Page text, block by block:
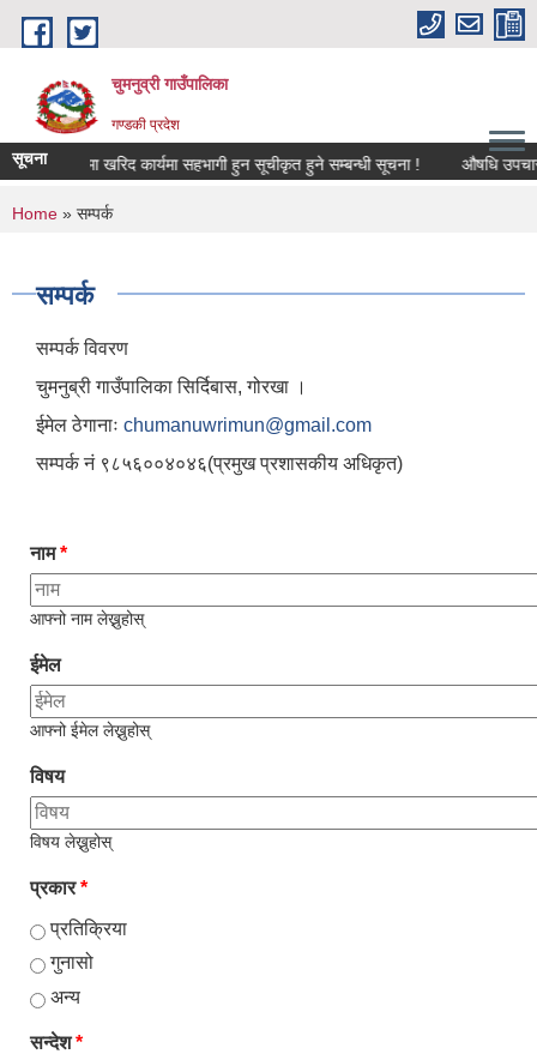
Skip to main content
चुमनुव्री गाउँपालिका
गण्डकी प्रदेश
सूचना८४ मा खरिद कार्यमा सहभागी हुन सूचीकृत हुने सम्बन्धी सूचना ! औषधि
You are here
Home » सम्पर्क
सम्पर्क
सम्पर्क विवरण
चुमनुब्री गाउँपालिका सिर्दिबास, गोरखा ।
ईमेल ठेगानाः chumanuwrimun@gmail.com
सम्पर्क नं ९८५६००४०४६(प्रमुख प्रशासकीय अधिकृत)
नाम*
आफ्नो नाम लेख्नुहोस्
ईमेल
आफ्नो ईमेल लेख्नुहोस्
विषय
विषय लेख्नुहोस्
प्रकार*
प्रतिक्रिया
गुनासो
अन्य
सन्देश*